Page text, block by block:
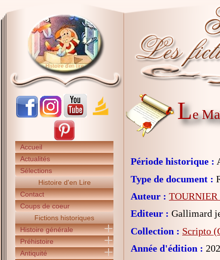
Accueil
Actualités
Sélections
Histoire d'en Lire
Contact
Coups de coeur
Fictions historiques
Histoire générale
Préhistoire
Antiquité
Le
Période historique :
Type de document :
Auteur :
Editeur : Gallimard
Collection : Scripto
Année d'édition :